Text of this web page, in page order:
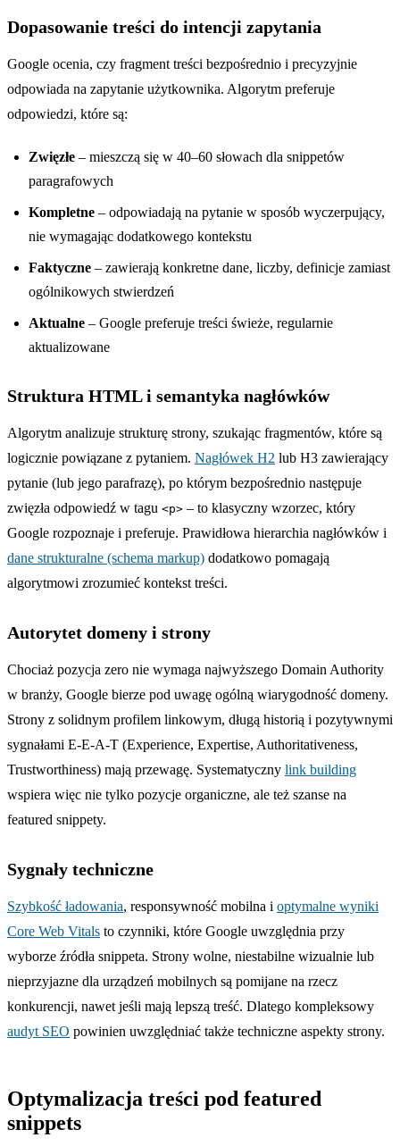
Dopasowanie treści do intencji zapytania
Google ocenia, czy fragment treści bezpośrednio i precyzyjnie
odpowiada na zapytanie użytkownika. Algorytm preferuje
odpowiedzi, które są:
Zwięzłe – mieszczą się w 40–60 słowach dla snippetów
paragrafowych
Kompletne – odpowiadają na pytanie w sposób wyczerpujący,
nie wymagając dodatkowego kontekstu
Faktyczne – zawierają konkretne dane, liczby, definicje zamiast
ogólnikowych stwierdzeń
Aktualne – Google preferuje treści świeże, regularnie
aktualizowane
Struktura HTML i semantyka nagłówków
Algorytm analizuje strukturę strony, szukając fragmentów, które są
logicznie powiązane z pytaniem. Nagłówek H2 lub H3 zawierający
pytanie (lub jego parafrazę), po którym bezpośrednio następuje
zwięzła odpowiedź w tagu <p> – to klasyczny wzorzec, który
Google rozpoznaje i preferuje. Prawidłowa hierarchia nagłówków i
dane strukturalne (schema markup) dodatkowo pomagają
algorytmowi zrozumieć kontekst treści.
Autorytet domeny i strony
Chociaż pozycja zero nie wymaga najwyższego Domain Authority
w branży, Google bierze pod uwagę ogólną wiarygodność domeny.
Strony z solidnym profilem linkowym, długą historią i pozytywnymi
sygnałami E-E-A-T (Experience, Expertise, Authoritativeness,
Trustworthiness) mają przewagę. Systematyczny link building
wspiera więc nie tylko pozycje organiczne, ale też szanse na
featured snippety.
Sygnały techniczne
Szybkość ładowania, responsywność mobilna i optymalne wyniki
Core Web Vitals to czynniki, które Google uwzględnia przy
wyborze źródła snippeta. Strony wolne, niestabilne wizualnie lub
nieprzyjazne dla urządzeń mobilnych są pomijane na rzecz
konkurencji, nawet jeśli mają lepszą treść. Dlatego kompleksowy
audyt SEO powinien uwzględniać także techniczne aspekty strony.
Optymalizacja treści pod featured
snippets